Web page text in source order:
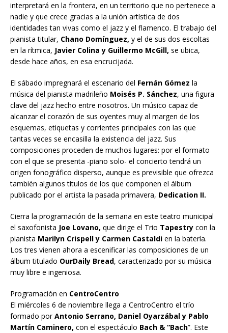
interpretará en la frontera, en un territorio que no pertenece a
nadie y que crece gracias a la unión artística de dos
identidades tan vivas como el jazz y el flamenco. El trabajo del
pianista titular, Chano Domínguez, y el de sus dos escoltas
en la rítmica, Javier Colina y Guillermo McGill, se ubica,
desde hace años, en esa encrucijada.
El sábado impregnará el escenario del Fernán Gómez la
música del pianista madrileño Moisés P. Sánchez, una figura
clave del jazz hecho entre nosotros. Un músico capaz de
alcanzar el corazón de sus oyentes muy al margen de los
esquemas, etiquetas y corrientes principales con las que
tantas veces se encasilla la existencia del jazz. Sus
composiciones proceden de muchos lugares: por el formato
con el que se presenta -piano solo- el concierto tendrá un
origen fonográfico disperso, aunque es previsible que ofrezca
también algunos títulos de los que componen el álbum
publicado por el artista la pasada primavera, Dedication II.
Cierra la programación de la semana en este teatro municipal
el saxofonista Joe Lovano, que dirige el Trio Tapestry con la
pianista Marilyn Crispell y Carmen Castaldi en la batería.
Los tres vienen ahora a escenificar las composiciones de un
álbum titulado OurDaily Bread, caracterizado por su música
muy libre e ingeniosa.
Programación en CentroCentro
El miércoles 6 de noviembre llega a CentroCentro el trío
formado porAntonio Serrano, Daniel Oyarzábal y Pablo
Martín Caminero, con el espectáculo Bach & “Bach”. Este